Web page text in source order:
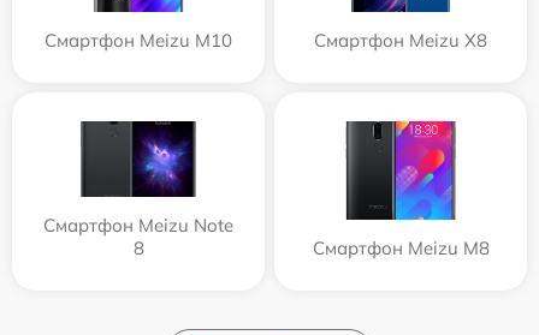
Смартфон Meizu M10 Смартфон Meizu X8
Смартфон Meizu Note
8
Смартфон Meizu M8